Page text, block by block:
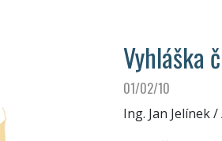
Vyhláška
01/02/10
Ing. Jan Jelínek/